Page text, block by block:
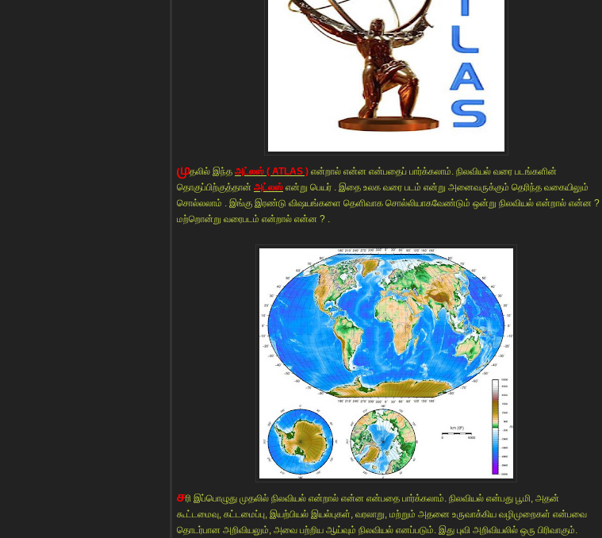
முதலில் இந்த அட்லஸ் ( ATLAS ) என்றால் என்ன என்பதைப் பார்க்கலாம். நிலவியல் வரை படங்களின்
தொகுப்பிற்குத்தான் அட்லஸ் என்று பெயர் . இதை உலக வரை படம் என்று அனைவருக்கும் தெரிந்த வகையிலும்
சொல்லலாம் . இங்கு இரண்டு விஷயங்களை தெளிவாக சொல்லியாகவேண்டும் ஒன்று நிலவியல் என்றால் என்ன ?
மற்றொன்று வரைபடம் என்றால் என்ன ? .
சரி இப்பொழுது முதலில் நிலவியல் என்றால் என்ன என்பதை பார்க்கலாம். நிலவியல் என்பது பூமி, அதன்
கூட்டமைவு, கட்டமைப்பு, இயற்பியல் இயல்புகள், வரலாறு, மற்றும் அதனை உருவாக்கிய வழிமுறைகள் என்பவை
தொடர்பான அறிவியலும், அவை பற்றிய ஆய்வும் நிலவியல் எனப்படும். இது புவி அறிவியலில் ஒரு பிரிவாகும்.